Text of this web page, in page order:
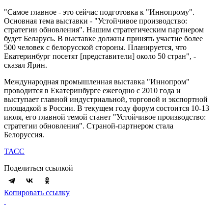
"Самое главное - это сейчас подготовка к "Иннопрому".
Основная тема выставки - "Устойчивое производство:
стратегии обновления". Нашим стратегическим партнером
будет Беларусь. В выставке должны принять участие более
500 человек с белорусской стороны. Планируется, что
Екатеринбург посетят [представители] около 50 стран", -
сказал Ярин.
Международная промышленная выставка "Иннопром"
проводится в Екатеринбурге ежегодно с 2010 года и
выступает главной индустриальной, торговой и экспортной
площадкой в России. В текущем году форум состоится 10-13
июля, его главной темой станет "Устойчивое производство:
стратегии обновления". Страной-партнером стала
Белоруссия.
ТАСС
Поделиться ссылкой
Копировать ссылку